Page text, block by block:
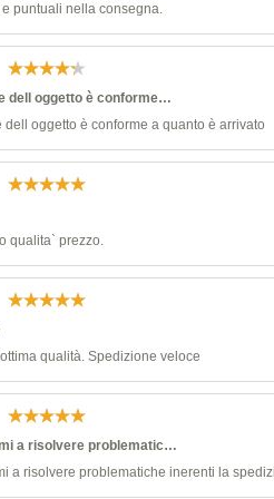
puntuali nella consegna.
dell oggetto è conforme…
dell oggetto è conforme a quanto è arrivato
qualita` prezzo.
qualità. Spedizione veloce
a risolvere problematic…
a risolvere problematiche inerenti la